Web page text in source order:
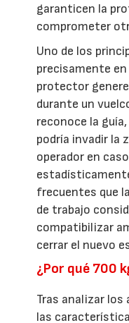
garanticen la
comprometer
Uno de los
precisamente
protector
durante un
reconoce la
podría invadir la
operador en
frecuentes que
de trabajo
compatibilizar
cerrar el nuevo
¿Por qué 700
Tras analizar
las